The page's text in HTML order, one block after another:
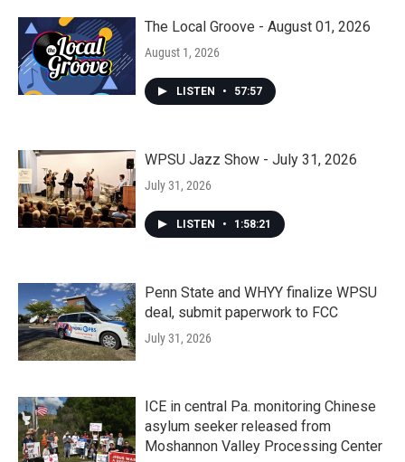
The Local Groove - August 01, 2026
August 1, 2026
LISTEN • 57:57
WPSU Jazz Show - July 31, 2026
July 31, 2026
LISTEN • 1:58:21
Penn State and WHYY finalize WPSU
deal, submit paperwork to FCC
July 31, 2026
ICE in central Pa. monitoring Chinese
asylum seeker released from
Moshannon Valley Processing Center